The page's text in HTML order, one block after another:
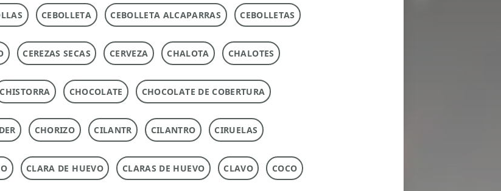
CEBOLLETA CEBOLLETA ALCAPARRAS CEBOLLETAS
CEREZAS SECAS CERVEZA CHALOTA CHALOTES
CHISTORRA CHOCOLATE CHOCOLATE DE COBERTURA
CHORIZO CILANTR CILANTRO CIRUELAS
CLARA DE HUEVO CLARAS DE HUEVO CLAVO COCO